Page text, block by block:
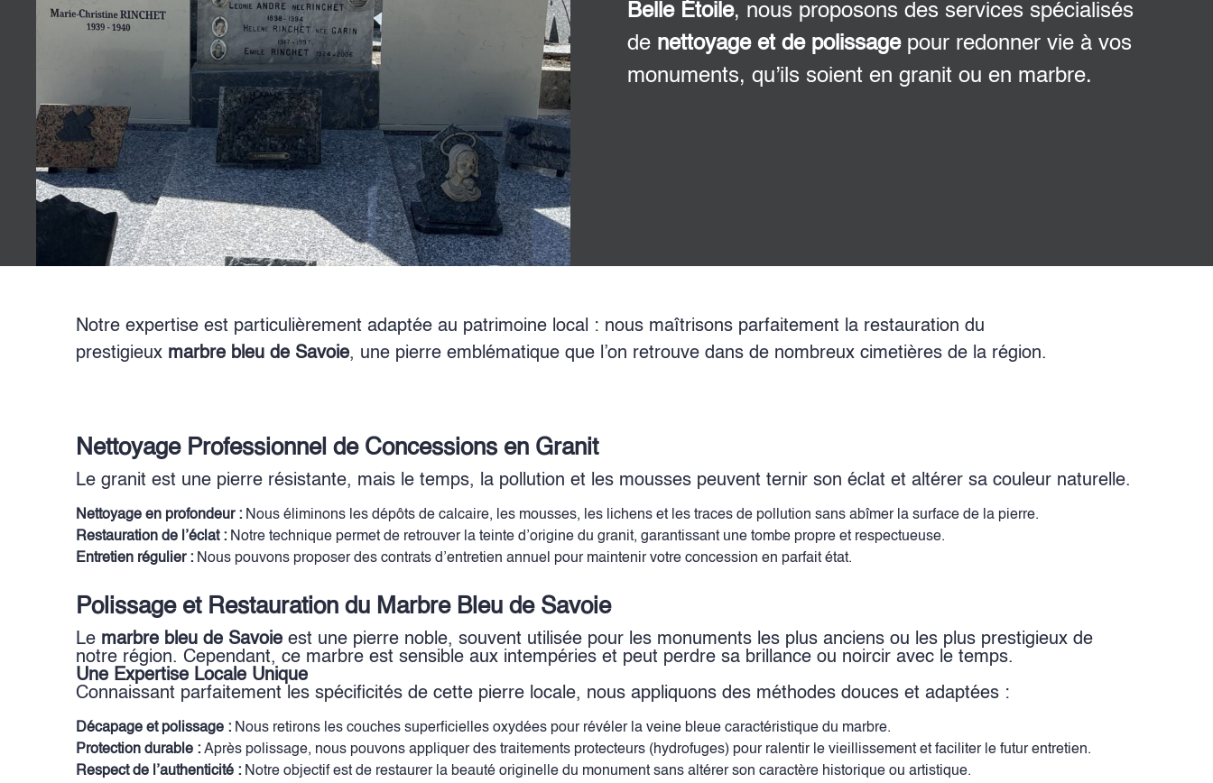
Belle Étoile, nous proposons des services spécialisés
de nettoyage et de polissagepour redonner vie à vos
monuments, qu’ils soient en granit ou en marbre.
Notre expertise est particulièrement adaptée au patrimoine local : nous maîtrisons parfaitement la restauration du
prestigieux marbre bleu de Savoie, une pierre emblématique que l’on retrouve dans de nombreux cimetières de la région.
Nettoyage Professionnel de Concessions en Granit
Le granit est une pierre résistante, mais le temps, la pollution et les mousses peuvent ternir son éclat et altérer sa couleur naturelle.
Nettoyage en profondeur : Nous éliminons les dépôts de calcaire, les mousses, les lichens et les traces de pollution sans abîmer la surface de la pierre.
Restauration de l’éclat : Notre technique permet de retrouver la teinte d’origine du granit, garantissant une tombe propre et respectueuse.
Entretien régulier : Nous pouvons proposer des contrats d’entretien annuel pour maintenir votre concession en parfait état.
Polissage et Restauration du Marbre Bleu de Savoie
Le marbre bleu de Savoie est une pierre noble, souvent utilisée pour les monuments les plus anciens ou les plus prestigieux de
notre région. Cependant, ce marbre est sensible aux intempéries et peut perdre sa brillance ou noircir avec le temps.
Une Expertise Locale Unique
Connaissant parfaitement les spécificités de cette pierre locale, nous appliquons des méthodes douces et adaptées :
Décapage et polissage : Nous retirons les couches superficielles oxydées pour révéler la veine bleue caractéristique du marbre.
Protection durable : Après polissage, nous pouvons appliquer des traitements protecteurs (hydrofuges) pour ralentir le vieillissement et faciliter le futur entretien.
Respect de l’authenticité : Notre objectif est de restaurer la beauté originelle du monument sans altérer son caractère historique ou artistique.